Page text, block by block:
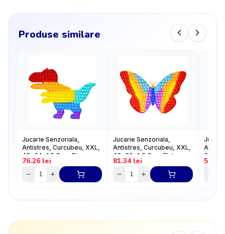
Produse similare
Jucarie Senzoriala,
Antistres, Curcubeu, XXL,
45x34x1.5 Cm - Dinozaur
76.26lei
Jucarie Senzoriala,
Antistres, Curcubeu, XXL,
43x30x1,5 Cm - Fluturas
81.34lei
Zaruri
50.84